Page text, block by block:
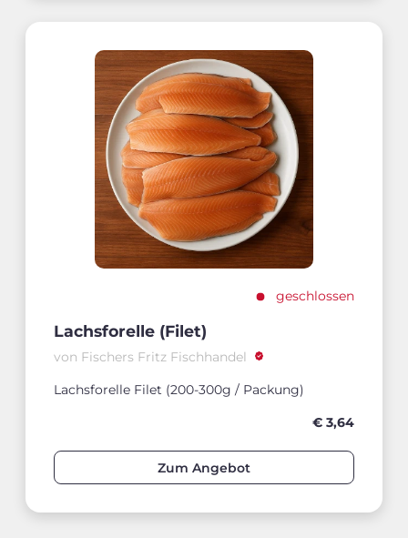
geschlossen
Lachsforelle (Filet)
von Fischers Fritz Fischhandel
Lachsforelle Filet (200-300g / Packung)
€ 3,64
Zum Angebot